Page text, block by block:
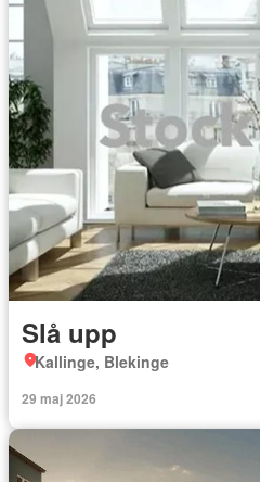
Slå upp
Kallinge, Blekinge
29 maj 2026